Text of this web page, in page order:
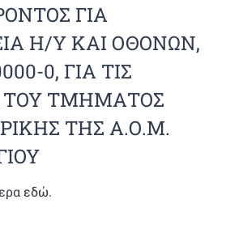
ΓΙΑ
Η/Υ ΚΑΙ ΟΘΟΝΩΝ,
0, ΓΙΑ ΤΙΣ
ΤΜΗΜΑΤΟΣ
ΤΗΣ Α.Ο.Μ.
εδώ.